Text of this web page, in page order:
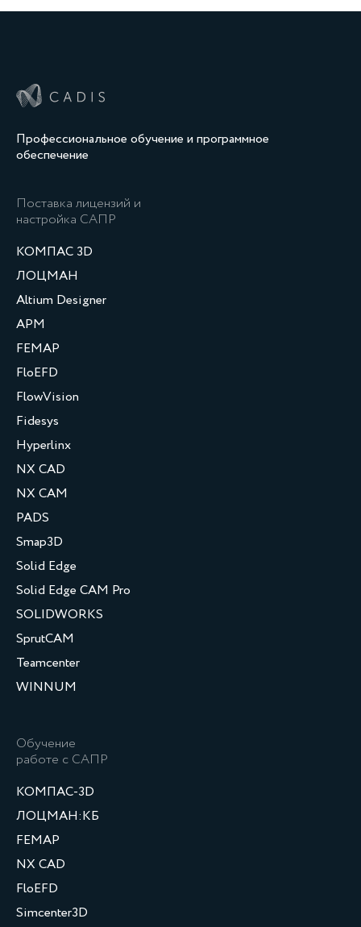
Профессиональное обучение и программное
обеспечение
Поставка лицензий и
настройка САПР
КОМПАС 3D
ЛОЦМАН
Altium Designer
APM
FEMAP
FloEFD
FlowVision
Fidesys
Hyperlinx
NX CAD
NX CAM
PADS
Smap3D
Solid Edge
Solid Edge CAM Pro
SOLIDWORKS
SprutCAM
Teamcenter
WINNUM
Обучение
работе с САПР
КОМПАС-3D
ЛОЦМАН:КБ
FEMAP
NX CAD
FloEFD
Simcenter3D